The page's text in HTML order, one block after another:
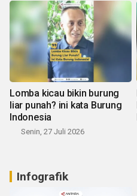
Lomba kicau bikin burung
liar punah? ini kata Burung
Indonesia
Senin, 27 Juli 2026
Infografik